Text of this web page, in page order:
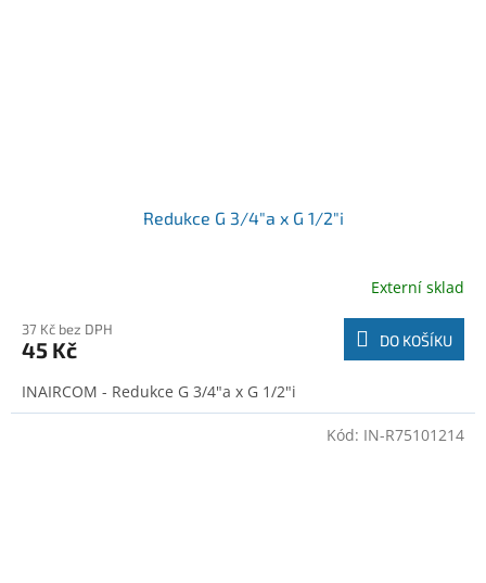
Redukce G 3/4"a x G 1/2"i
Externí sklad
37 Kč bez DPH
45 Kč DO KOŠÍKU
INAIRCOM - Redukce G 3/4"a x G 1/2"i
Kód: IN-R75101214